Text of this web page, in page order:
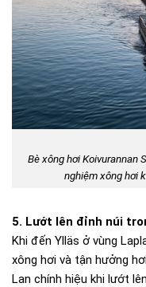
Bè xông hơi Koivurannan
nghiệm xông hơi
5. Lướt lên đỉnh núi
Khi đến Ylläs ở vùng
xông hơi và tận hưởng
Lan chính hiệu khi lướt